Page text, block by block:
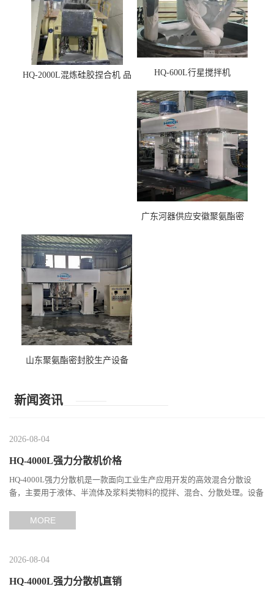
HQ-2000L混炼硅胶捏合机 品
HQ-600L行星搅拌机
广东河器供应安徽聚氨酯密
山东聚氨酯密封胶生产设备
新闻资讯
2026-08-04
HQ-4000L强力分散机价格
HQ-4000L强力分散机是一款面向工业生产应用开发的高效混合分散设
备，主要用于液体、半流体及浆料类物料的搅拌、混合、分散处理。设备
MORE
2026-08-04
HQ-4000L强力分散机直销